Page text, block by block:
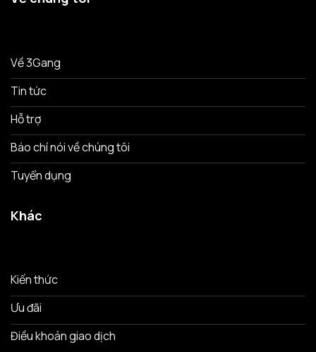
Về 3Gang
Tin tức
Hỗ trợ
Báo chí nói về chúng tôi
Tuyển dụng
Khác
Kiến thức
Ưu đãi
Điều khoản giao dịch